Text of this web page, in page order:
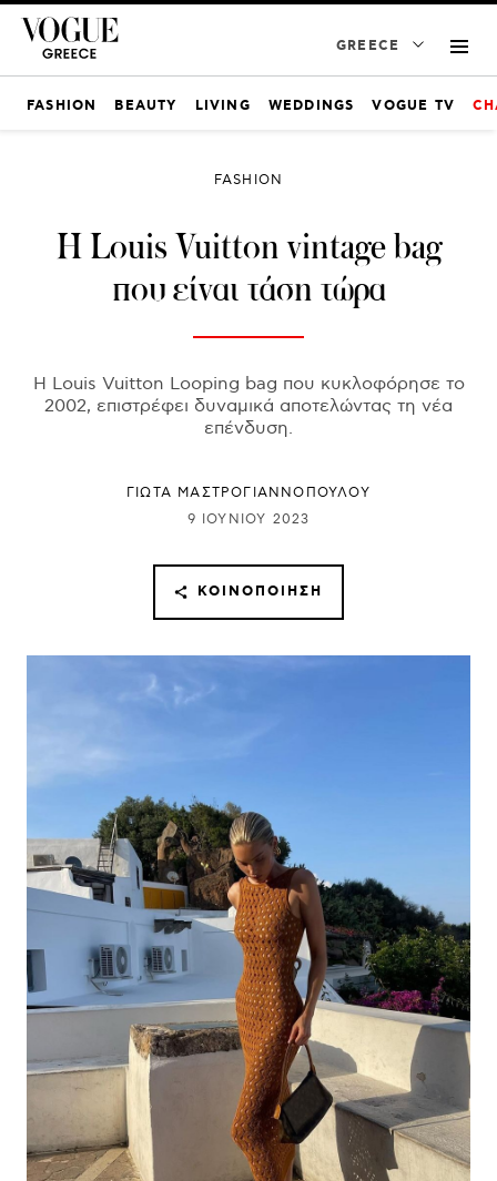
GREECE
FASHION BEAUTY LIVING WEDDINGS VOGUE TV
FASHION
Η Louis Vuitton vintage bag
που είναι τάση τώρα
Η Louis Vuitton Looping bag που κυκλοφόρησε το
2002, επιστρέφει δυναμικά αποτελώντας τη νέα
επένδυση.
ΓΙΩΤΑ ΜΑΣΤΡΟΓΙΑΝΝΟΠΟΥΛΟΥ
9 ΙΟΥΝΊΟΥ 2023
ΚΟΙΝΟΠΟΊΗΣΗ